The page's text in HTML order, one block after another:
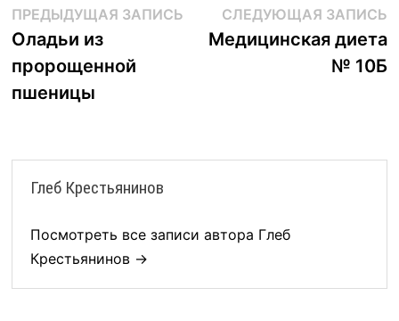
Навигация
по
записям
ПРЕДЫДУЩАЯ ЗАПИСЬПредыдущая
запись:
Оладьи из
пророщенной
пшеницы
СЛЕДУЮЩАЯ ЗАПИСЬ
Медицинская диета
№ 10Б
Глеб Крестьянинов
Посмотреть все записи автора Глеб
Крестьянинов →